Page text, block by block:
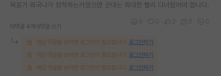
목표가 외국나가 정착하는거였으면 군대는 최대한 빨리 다녀왔어야 합니다.
대댓글 4개 대댓글 쓰기
해당 댓글을 보려면 로그인이 필요합니다. 로그인하기
해당 댓글을 보려면 로그인이 필요합니다. 로그인하기
해당 댓글을 보려면 로그인이 필요합니다. 로그인하기